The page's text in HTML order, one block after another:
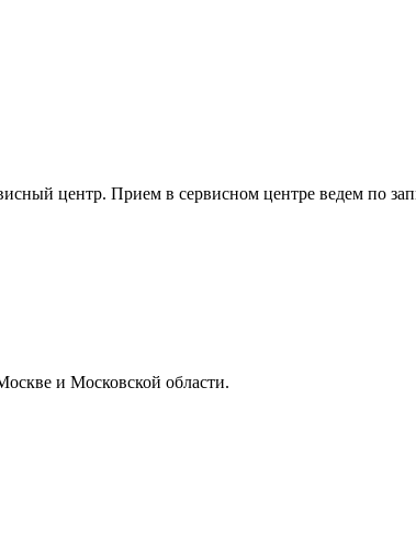
центр. Прием в сервисном центре ведем по
и Московской области.